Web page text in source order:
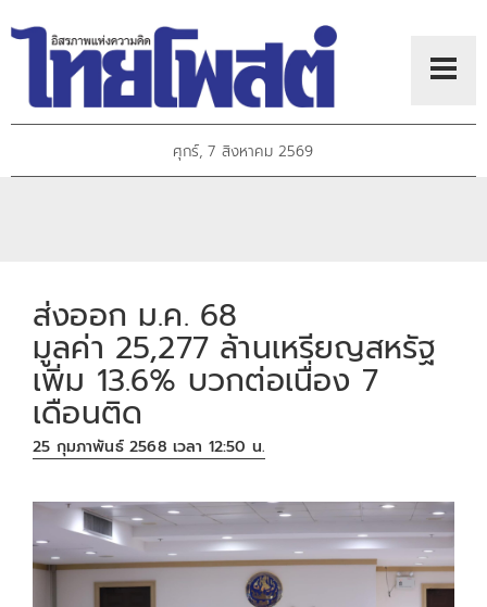
ศุกร์, 7 สิงหาคม 2569
ส่งออก ม.ค. 68
มูลค่า 25,277 ล้านเหรียญสหรัฐ
เพิ่ม 13.6% บวกต่อเนื่อง 7
เดือนติด
25 กุมภาพันธ์ 2568 เวลา 12:50 น.